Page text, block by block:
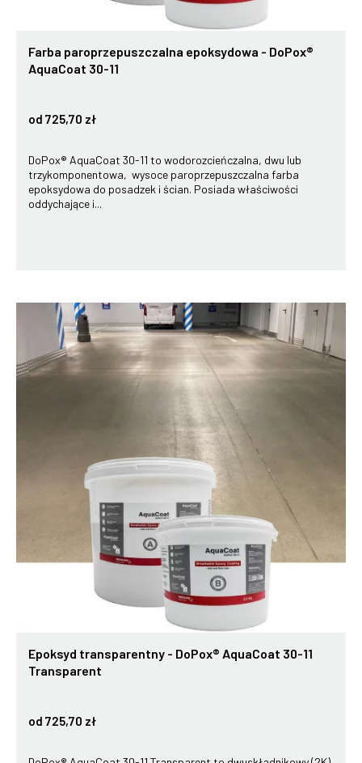
Farba paroprzepuszczalna epoksydowa - DoPox®
AquaCoat 30-11
od 725,70 zł
DoPox® AquaCoat 30-11 to wodorozcieńczalna, dwu lub
trzykomponentowa, wysoce paroprzepuszczalna farba
epoksydowa do posadzek i ścian. Posiada właściwości
oddychające i...
Epoksyd transparentny - DoPox® AquaCoat 30-11
Transparent
od 725,70 zł